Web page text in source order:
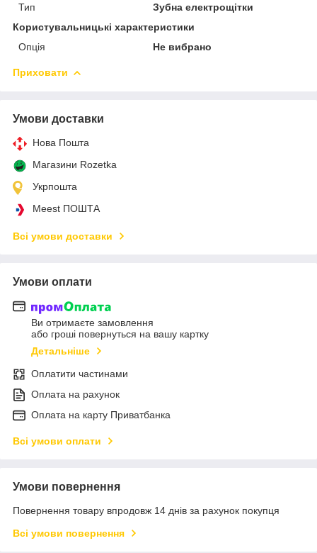
Тип
Зубна електрощітки
Користувальницькі характеристики
Опція
Не вибрано
Приховати
Умови доставки
Нова Пошта
Магазини Rozetka
Укрпошта
Meest ПОШТА
Всі умови доставки
Умови оплати
Ви отримаєте замовлення
або гроші повернуться на вашу картку
Детальніше
Оплатити частинами
Оплата на рахунок
Оплата на карту Приватбанка
Всі умови оплати
Умови повернення
Повернення товару впродовж 14 днів за рахунок покупця
Всі умови повернення